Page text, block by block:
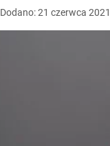
Dodano:21 czerwca 2021